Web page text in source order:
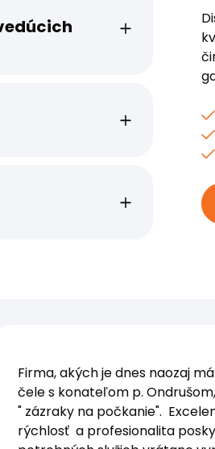
Firma, akých je dnes naozaj
čele s konateľom p.
" zázraky na počkanie".
rýchlosť a profesionalita